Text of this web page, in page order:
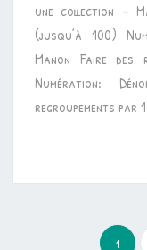
une collection –
(jusqu’à 100)
Manon Faire des
Numération:
regroupements par
1